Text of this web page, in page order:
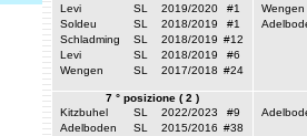
Levi
SL 2019/2020
#1
Soldeu
SL 2018/2019
#1
Schladming
SL 2018/2019 #12
Levi
SL 2018/2019
#6
Wengen
SL 2017/2018 #24
Wengen
7 ° posizione ( 2 )
Kitzbuhel
SL 2022/2023
#9
Adelboden
SL 2015/2016 #38